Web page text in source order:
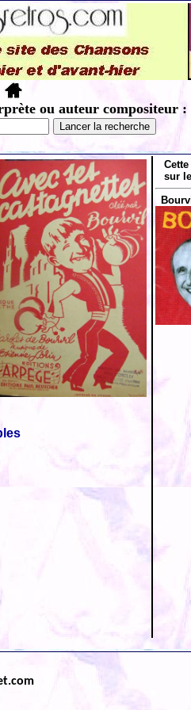
ou auteur compositeur :
sur